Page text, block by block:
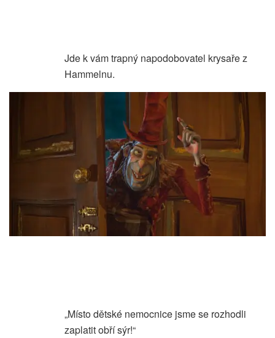
Jde k vám trapný napodobovatel krysaře z
Hammelnu.
„Místo dětské nemocnice jsme se rozhodli
zaplatit obří sýr!“